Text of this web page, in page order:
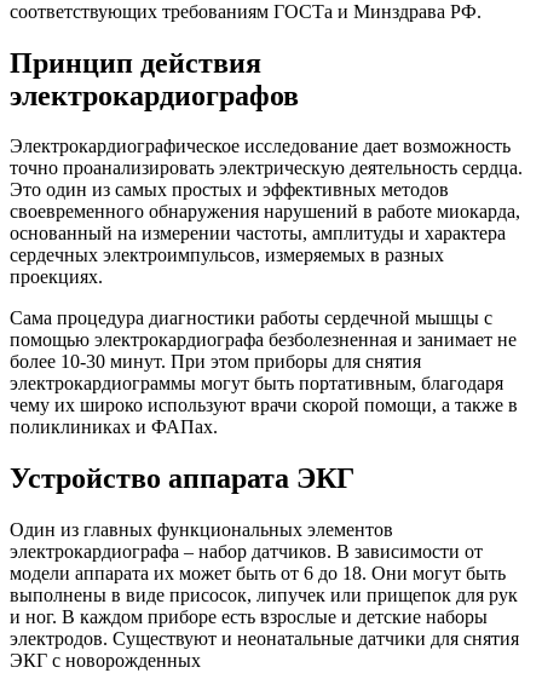
соответствующих требованиям ГОСТа и Минздрава РФ.
Принцип действия
электрокардиографов
Электрокардиографическое исследование дает возможность
точно проанализировать электрическую деятельность сердца.
Это один из самых простых и эффективных методов
своевременного обнаружения нарушений в работе миокарда,
основанный на измерении частоты, амплитуды и характера
сердечных электроимпульсов, измеряемых в разных
проекциях.
Сама процедура диагностики работы сердечной мышцы с
помощью электрокардиографа безболезненная и занимает не
более 10-30 минут. При этом приборы для снятия
электрокардиограммы могут быть портативным, благодаря
чему их широко используют врачи скорой помощи, а также в
поликлиниках и ФАПах.
Устройство аппарата ЭКГ
Один из главных функциональных элементов
электрокардиографа – набор датчиков. В зависимости от
модели аппарата их может быть от 6 до 18. Они могут быть
выполнены в виде присосок, липучек или прищепок для рук
и ног. В каждом приборе есть взрослые и детские наборы
электродов. Существуют и неонатальные датчики для снятия
ЭКГ с новорожденных